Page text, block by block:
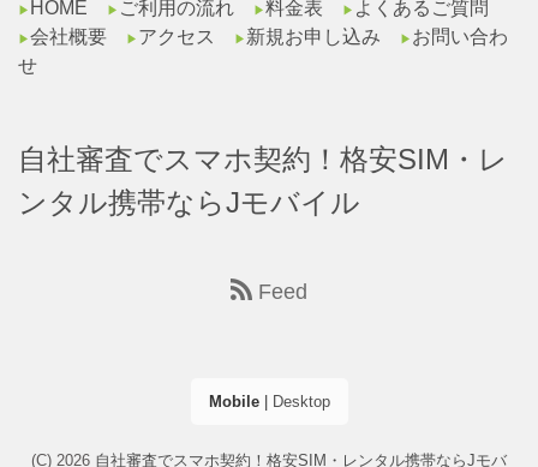
▶︎ HOME ▶︎ ご利用の流れ ▶︎料金表 ▶︎ よくあるご質問
▶︎会社概要 ▶︎ アクセス ▶︎ 新規お申し込み ▶︎ お問い合わ
せ
自社審査でスマホ契約！格安SIM・レ
ンタル携帯ならJモバイル
Feed
Mobile| Desktop
(C) 2026 自社審査でスマホ契約！格安SIM・レンタル携帯ならJモバ